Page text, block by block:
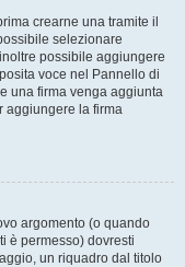
crearne una tramite il
selezionare
possibile aggiungere
voce nel Pannello di
una firma venga aggiunta
aggiungere la firma
argomento (o quando
è permesso) dovresti
un riquadro dal titolo